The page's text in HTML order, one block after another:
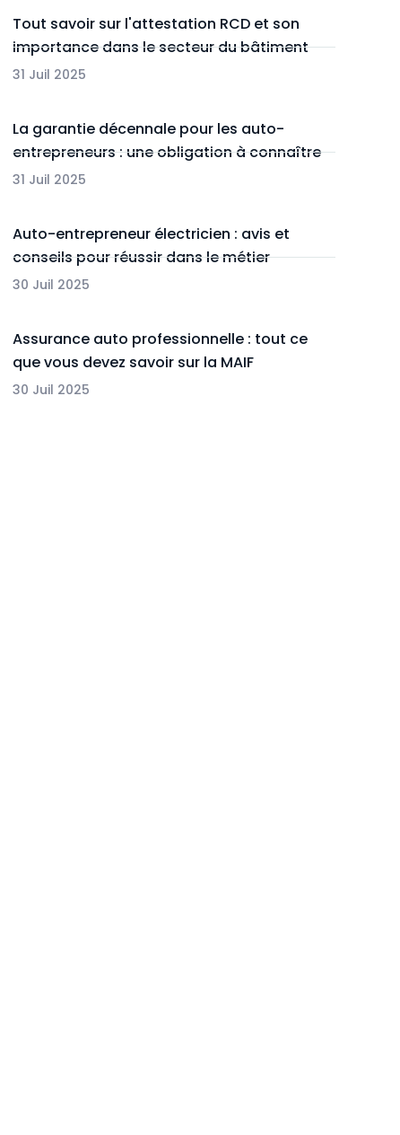
Tout savoir sur l'attestation RCD et son
importance dans le secteur du bâtiment
31 Juil 2025
La garantie décennale pour les auto-
entrepreneurs : une obligation à connaître
31 Juil 2025
Auto-entrepreneur électricien : avis et
conseils pour réussir dans le métier
30 Juil 2025
Assurance auto professionnelle : tout ce
que vous devez savoir sur la MAIF
30 Juil 2025